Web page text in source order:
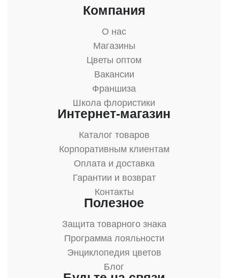
Компания
О нас
Магазины
Цветы оптом
Вакансии
Франшиза
Школа флористики
Интернет-магазин
Каталог товаров
Корпоративным клиентам
Оплата и доставка
Гарантии и возврат
Контакты
Полезное
Защита товарного знака
Программа лояльности
Энциклопедия цветов
Блог